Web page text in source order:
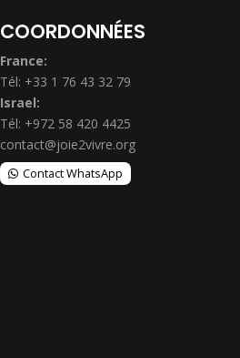
COORDONNÉES
France:
Tél: +33 1 76 43 32 79
Israel:
Tél: +972 58 420 4425
contact@joie2vivre.org
Contact WhatsApp